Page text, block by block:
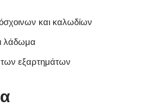
και καλωδίων
λάδωμα
εξαρτημάτων